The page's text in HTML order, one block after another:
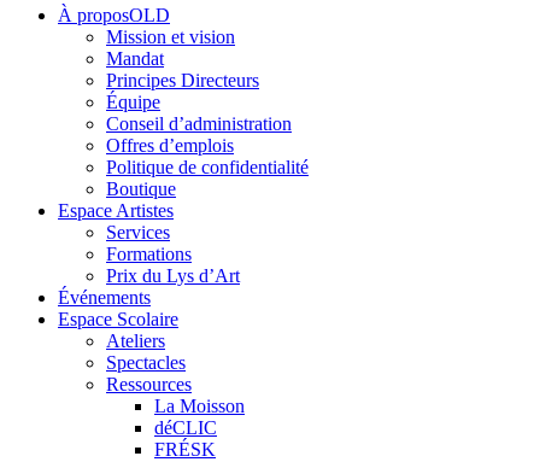
À proposOLD
Mission et vision
Mandat
Principes Directeurs
Équipe
Conseil d’administration
Offres d’emplois
Politique de confidentialité
Boutique
Espace Artistes
Services
Formations
Prix du Lys d’Art
Événements
Espace Scolaire
Ateliers
Spectacles
Ressources
La Moisson
déCLIC
FRÉSK